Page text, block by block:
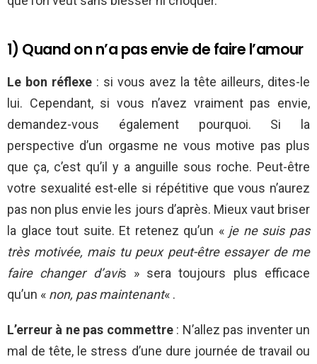
1) Quand on n’a pas envie de faire l’amour
Le bon réflexe : si vous avez la tête ailleurs, dites-le
lui. Cependant, si vous n’avez vraiment pas envie,
demandez-vous également pourquoi. Si la
perspective d’un orgasme ne vous motive pas plus
que ça, c’est qu’il y a anguille sous roche. Peut-être
votre sexualité est-elle si répétitive que vous n’aurez
pas non plus envie les jours d’après. Mieux vaut briser
la glace tout suite. Et retenez qu’un « je ne suis pas
très motivée, mais tu peux peut-être essayer de me
faire changer d’avis » sera toujours plus efficace
qu’un « non, pas maintenant« .
L’erreur à ne pas commettre: N’allez pas inventer un
mal de tête, le stress d’une dure journée de travail ou